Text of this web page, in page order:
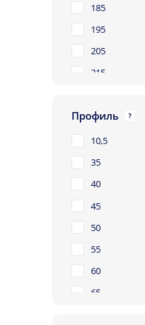
185
195
205
215
235
245
255
265
275
285
295
315
Профиль ?
10,5
35
40
45
50
55
60
65